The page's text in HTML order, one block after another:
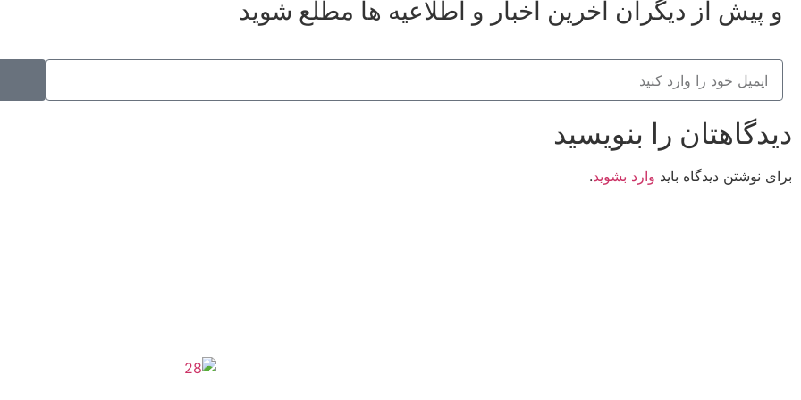
و پیش از دیگران آخرین اخبار و اطلاعیه ها مطلع شوید
دیدگاهتان را بنویسید
برای نوشتن دیدگاه باید وارد بشوید.